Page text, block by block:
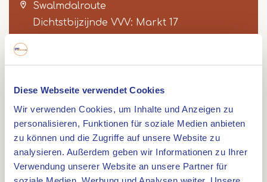
Diese Webseite verwendet Cookies
Wir verwenden Cookies, um Inhalte und Anzeigen zu
personalisieren, Funktionen für soziale Medien anbieten
zu können und die Zugriffe auf unsere Website zu
analysieren. Außerdem geben wir Informationen zu Ihrer
Verwendung unserer Website an unsere Partner für
Swalmdalroute
Dichtstbijzijnde VVV: Markt 17
+31 (0) 475 335 847
vvvroermond@hartvanlimburg.nl
Item
of
5